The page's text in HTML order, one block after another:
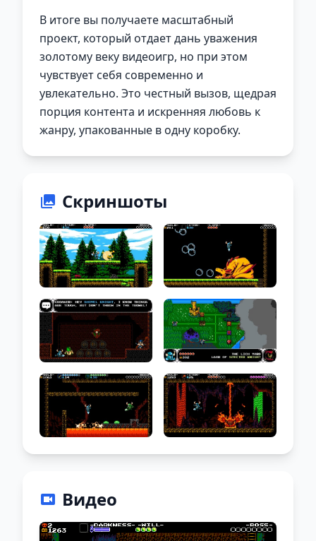
В итоге вы получаете масштабный
проект, который отдает дань уважения
золотому веку видеоигр, но при этом
чувствует себя современно и
увлекательно. Это честный вызов, щедрая
порция контента и искренняя любовь к
жанру, упакованные в одну коробку.
Скриншоты
Видео